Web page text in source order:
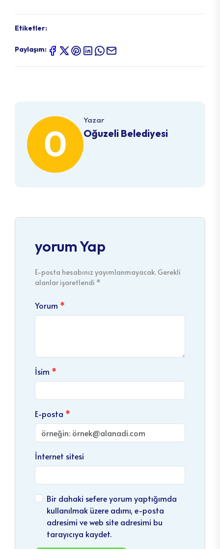
Etiketler:
Paylaşım:
Yazar
Oğuzeli Belediyesi
yorum Yap
E-posta hesabınız yayımlanmayacak. Gerekli
alanlar işaretlendi *
Yorum
İsim
E-posta
İnternet sitesi
Bir dahaki sefere yorum yaptığımda
kullanılmak üzere adımı, e-posta
adresimi ve web site adresimi bu
tarayıcıya kaydet.